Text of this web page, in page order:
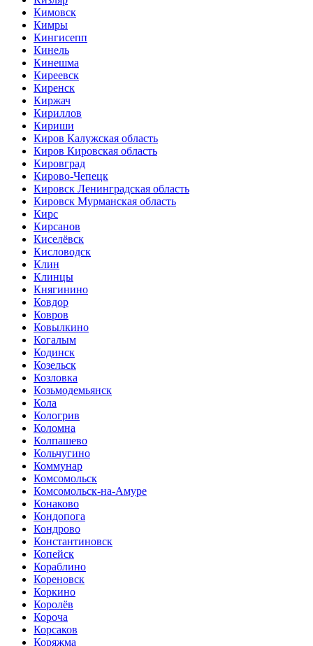
Кимовск
Кимры
Кингисепп
Кинель
Кинешма
Киреевск
Киренск
Киржач
Кириллов
Кириши
Киров Калужская область
Киров Кировская область
Кировград
Кирово-Чепецк
Кировск Ленинградская область
Кировск Мурманская область
Кирс
Кирсанов
Киселёвск
Кисловодск
Клин
Клинцы
Княгинино
Ковдор
Ковров
Ковылкино
Когалым
Кодинск
Козельск
Козловка
Козьмодемьянск
Кола
Кологрив
Коломна
Колпашево
Кольчугино
Коммунар
Комсомольск
Комсомольск-на-Амуре
Конаково
Кондопога
Кондрово
Константиновск
Копейск
Кораблино
Кореновск
Коркино
Королёв
Короча
Корсаков
Коряжма